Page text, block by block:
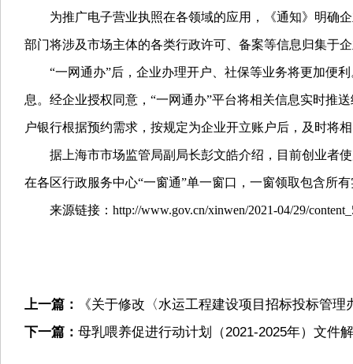
为推广电子营业执照在各领域的应用，《通知》明确
部门将涉及市场主体的各类行政许可、备案等信息归集于
“一网通办”后，企业办理开户、社保等业务将更加便
息。经企业授权同意，“一网通办”平台将相关信息实时推
户银行根据预约需求，按规定为企业开立账户后，及时将
据上海市市场监管局副局长彭文皓介绍，目前创业者
在各区行政服务中心“一窗通”单一窗口，一窗领取包含所
来源链接：http://www.gov.cn/xinwen/2021-04/29/
上一篇：
《关于修改〈水运工程建设项目招标投标管
下一篇： 母乳喂养促进行动计划（2021-2025年）文件